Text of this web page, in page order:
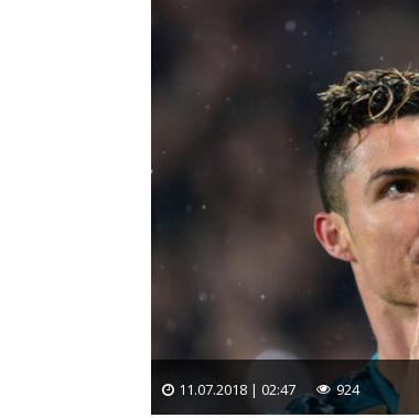
11.07.2018 | 02:47 924